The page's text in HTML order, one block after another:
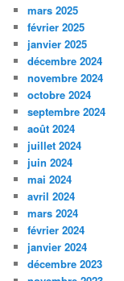
mars 2025
février 2025
janvier 2025
décembre 2024
novembre 2024
octobre 2024
septembre 2024
août 2024
juillet 2024
juin 2024
mai 2024
avril 2024
mars 2024
février 2024
janvier 2024
décembre 2023